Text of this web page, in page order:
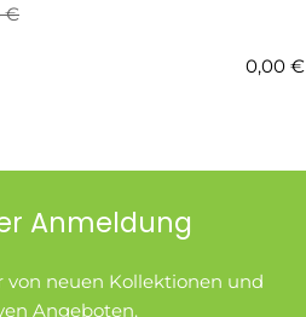
€
0,00 €
Anmeldung
von neuen Kollektionen und
Angeboten.